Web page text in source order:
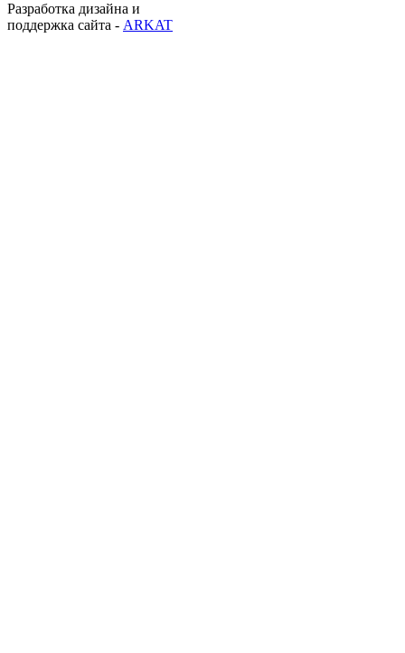
Разработка дизайна и
поддержка сайта - ARKAT